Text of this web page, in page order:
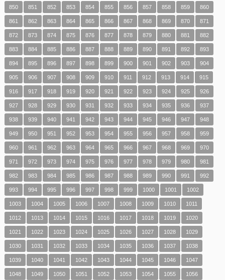
850 851 852 853 854 855 856 857 858 859 860
861 862 863 864 865 866 867 868 869 870 871
872 873 874 875 876 877 878 879 880 881 882
883 884 885 886 887 888 889 890 891 892 893
894 895 896 897 898 899 900 901 902 903 904
905 906 907 908 909 910 911 912 913 914 915
916 917 918 919 920 921 922 923 924 925 926
927 928 929 930 931 932 933 934 935 936 937
938 939 940 941 942 943 944 945 946 947 948
949 950 951 952 953 954 955 956 957 958 959
960 961 962 963 964 965 966 967 968 969 970
971 972 973 974 975 976 977 978 979 980 981
982 983 984 985 986 987 988 989 990 991 992
993 994 995 996 997 998 999 1000 1001 1002
1003 1004 1005 1006 1007 1008 1009 1010 1011
1012 1013 1014 1015 1016 1017 1018 1019 1020
1021 1022 1023 1024 1025 1026 1027 1028 1029
1030 1031 1032 1033 1034 1035 1036 1037 1038
1039 1040 1041 1042 1043 1044 1045 1046 1047
1048 1049 1050 1051 1052 1053 1054 1055 1056